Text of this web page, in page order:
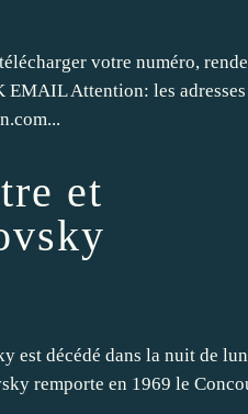
votre numéro,
EMAIL Attention: les
et
est décédé dans la nuit de
remporte en 1969 le